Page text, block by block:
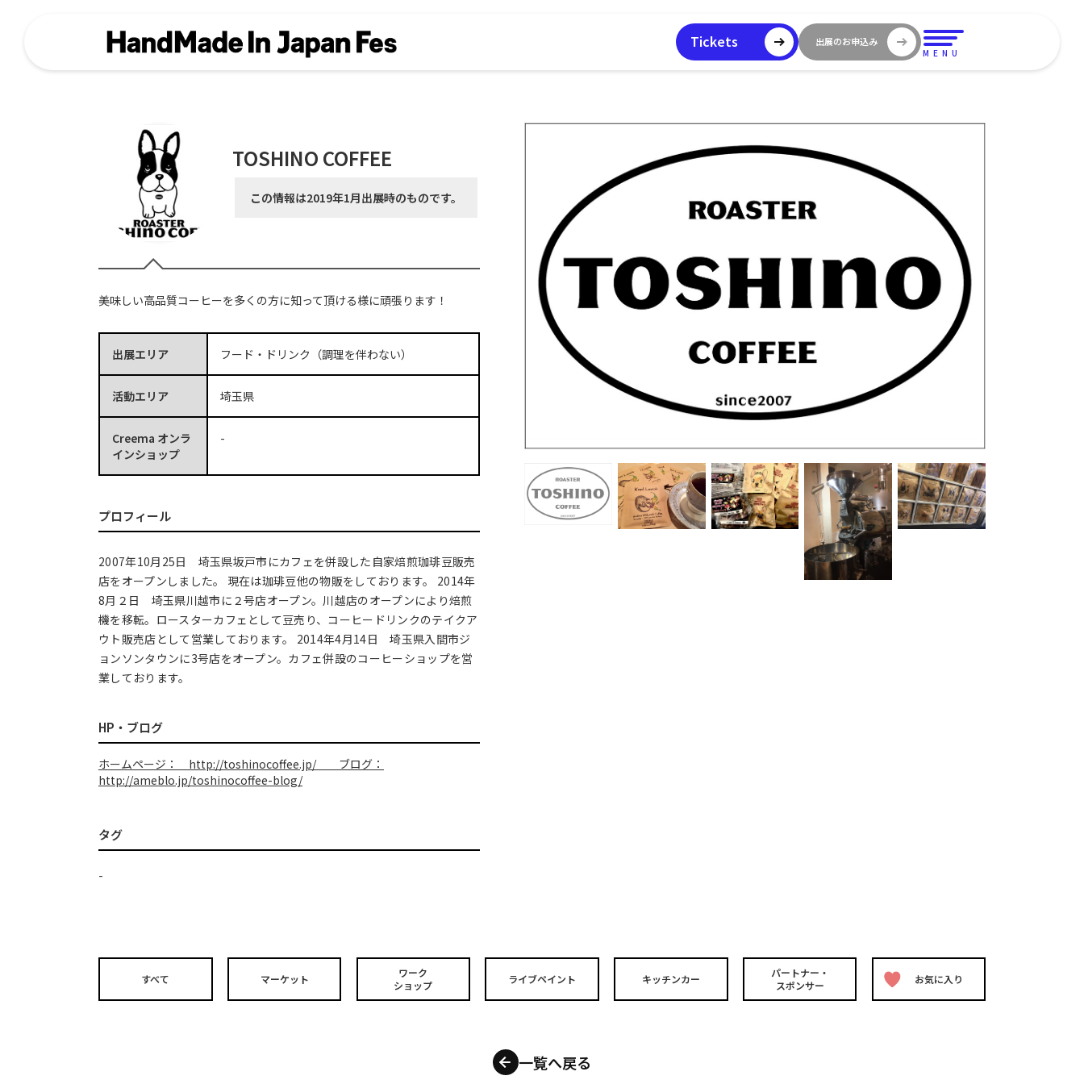
Tickets 出展のお申込み
MENU
TOSHINO COFFEE
この情報は2019年1月出展時のものです。
美味しい高品質コーヒーを多くの方に知って頂ける様に頑張ります！
出展エリア フード・ドリンク（調理を伴わない）
活動エリア 埼玉県
Creema オンラ
インショップ
-
プロフィール
2007年10月25日 埼玉県坂戸市にカフェを併設した自家焙煎珈琲豆販売
店をオープンしました。 現在は珈琲豆他の物販をしております。 2014年
8月２日 埼玉県川越市に２号店オープン。川越店のオープンにより焙煎
機を移転。ロースターカフェとして豆売り、コーヒードリンクのテイクア
ウト販売店として営業しております。 2014年4月14日 埼玉県入間市ジ
ョンソンタウンに3号店をオープン。カフェ併設のコーヒーショップを営
業しております。
HP・ブログ
ホームページ： http://toshinocoffee.jp/ ブログ：
http://ameblo.jp/toshinocoffee-blog/
タグ
-
すべて マーケット
ワーク
ショップ
ライブペイント キッチンカー
パートナー・
スポンサー
お気に入り
一覧へ戻る